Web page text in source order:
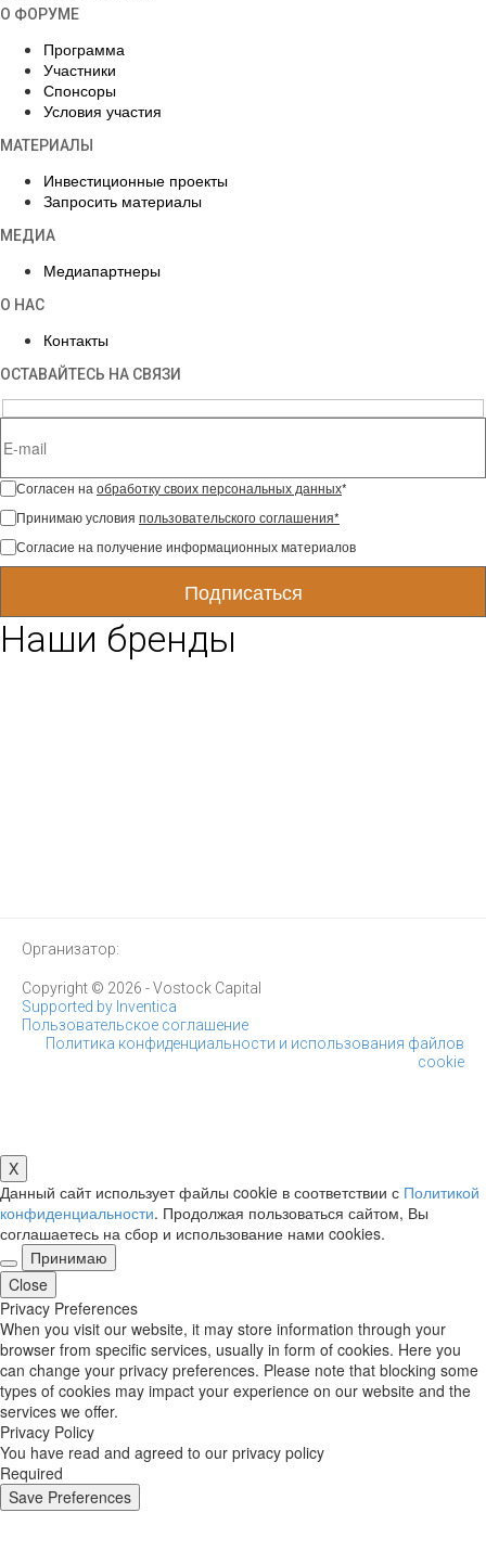
О ФОРУМЕ
Программа
Участники
Спонсоры
Условия участия
МАТЕРИАЛЫ
Инвестиционные проекты
Запросить материалы
МЕДИА
Медиапартнеры
О НАС
Контакты
ОСТАВАЙТЕСЬ НА СВЯЗИ
Согласен на обработку своих персональных данных*
Принимаю условия пользовательского соглашения*
Согласие на получение информационных материалов
Наши бренды
Организатор:
Copyright © 2026 - Vostock Capital
Supported by Inventica
Пользовательское соглашение
Политика конфиденциальности и использования файлов
cookie
X
Данный сайт использует файлы cookie в соответствии с Политикой
конфиденциальности. Продолжая пользоваться сайтом, Вы
соглашаетесь на сбор и использование нами cookies.
Принимаю
Close
Privacy Preferences
When you visit our website, it may store information through your
browser from specific services, usually in form of cookies. Here you
can change your privacy preferences. Please note that blocking some
types of cookies may impact your experience on our website and the
services we offer.
Privacy Policy
You have read and agreed to our privacy policy
Required
Save Preferences